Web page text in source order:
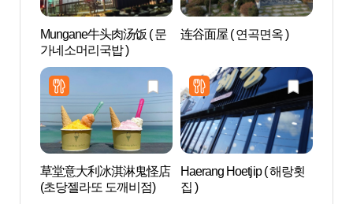
Mungane牛头肉汤饭 ( 문
가네소머리국밥 )
连谷面屋 ( 연곡면옥 )
草堂意大利冰淇淋鬼怪店
(초당젤라또 도깨비점)
Haerang Hoetjip ( 해랑횟
집 )